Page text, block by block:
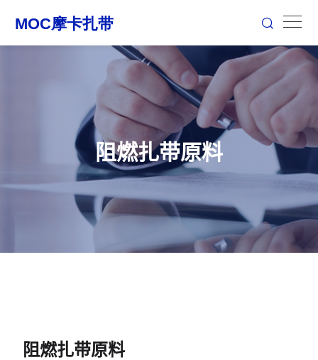
阻燃扎带原料
阻燃扎带原料